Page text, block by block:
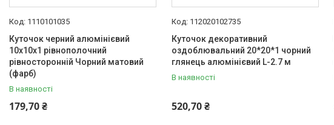
клею
Кабель канал підлоговий
алюмінієвий
Відгуки
1110101035
Куточок черний алюмінієвий
10х10х1 рівнополочний
рівносторонній Чорний матовий
(фарб)
В наявності
179,70 ₴
112020102735
Куточок декоративний
оздоблювальний 20*20*1 чорний
глянець алюмінієвий L-2.7 м
В наявності
520,70 ₴